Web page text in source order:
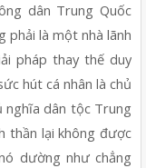
dân Trung Quốc
phải là một nhà lãnh
pháp thay thế duy
hút cá nhân là chủ
nghĩa dân tộc Trung
thần lại không được
dường như chẳng